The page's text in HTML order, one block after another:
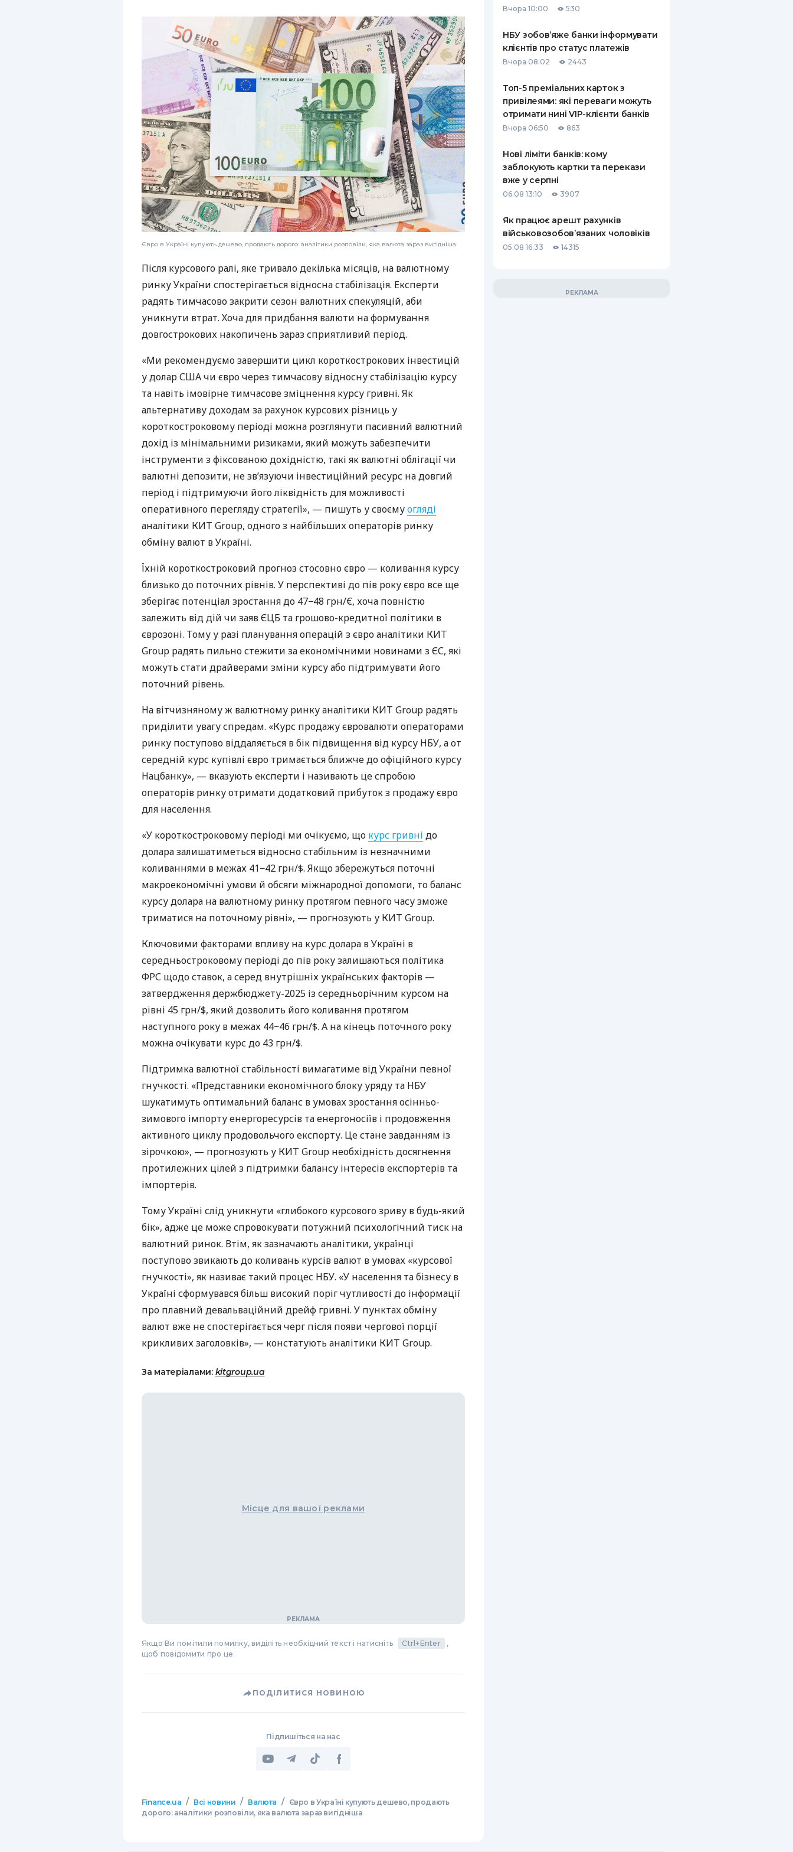
РЕЙТИНГ ДЕБЕТОВИХ
КАРТОК
ЩОМІСЯЧНИЙ ОГЛЯД
КЕШБЕКУ
ПУТІВНИКИ ПО
БАНКІВСЬКИХ КАРТКАХ
СТРАХУВАННЮ
ВСІ СТРАХОВІ ПОЛІСИ
ВІДГУКИ ПРО СТРАХОВІ
КОМПАНІЇ
КОНТАКТИ
Євро в Україні купують дешево, продають дорого: аналітики розповіли, яка валюта зараз вигідніша
Після курсового ралі, яке тривало декілька місяців, на валютному
ринку України спостерігається відносна стабілізація. Експерти
радять тимчасово закрити сезон валютних спекуляцій, аби
уникнути втрат. Хоча для придбання валюти на формування
довгострокових накопичень зараз сприятливий період.
«Ми рекомендуємо завершити цикл короткострокових інвестицій
у долар США чи євро через тимчасову відносну стабілізацію курсу
та навіть імовірне тимчасове зміцнення курсу гривні. Як
альтернативу доходам за рахунок курсових різниць у
короткостроковому періоді можна розглянути пасивний валютний
дохід із мінімальними ризиками, який можуть забезпечити
інструменти з фіксованою дохідністю, такі як валютні облігації чи
валютні депозити, не зв’язуючи інвестиційний ресурс на довгий
період і підтримуючи його ліквідність для можливості
оперативного перегляду стратегії», — пишуть у своємуогляді
аналітики КИТ Group, одного з найбільших операторів ринку
обміну валют в Україні.
Їхній короткостроковий прогноз стосовно євро — коливання курсу
близько до поточних рівнів. У перспективі до пів року євро все ще
зберігає потенціал зростання до 47−48 грн/€, хоча повністю
залежить від дій чи заяв ЄЦБ та грошово-кредитної політики в
єврозоні. Тому у разі планування операцій з євро аналітики КИТ
Group радять пильно стежити за економічними новинами з ЄС, які
можуть стати драйверами зміни курсу або підтримувати його
поточний рівень.
На вітчизняному ж валютному ринку аналітики КИТ Group радять
приділити увагу спредам. «Курс продажу євровалюти операторами
ринку поступово віддаляється в бік підвищення від курсу НБУ, а от
середній курс купівлі євро тримається ближче до офіційного курсу
Нацбанку», — вказують експерти і називають це спробою
операторів ринку отримати додатковий прибуток з продажу євро
для населення.
«У короткостроковому періоді ми очікуємо, що курс гривні до
долара залишатиметься відносно стабільним із незначними
коливаннями в межах 41−42 грн/$. Якщо збережуться поточні
макроекономічні умови й обсяги міжнародної допомоги, то баланс
курсу долара на валютному ринку протягом певного часу зможе
триматися на поточному рівні», — прогнозують у КИТ Group.
Ключовими факторами впливу на курс долара в Україні в
середньостроковому періоді до пів року залишаються політика
ФРС щодо ставок, а серед внутрішніх українських факторів —
затвердження держбюджету-2025 із середньорічним курсом на
рівні 45 грн/$, який дозволить його коливання протягом
наступного року в межах 44−46 грн/$. А на кінець поточного року
можна очікувати курс до 43 грн/$.
Підтримка валютної стабільності вимагатиме від України певної
гнучкості. «Представники економічного блоку уряду та НБУ
шукатимуть оптимальний баланс в умовах зростання осінньо-
зимового імпорту енергоресурсів та енергоносіїв і продовження
активного циклу продовольчого експорту. Це стане завданням із
зірочкою», — прогнозують у КИТ Group необхідність досягнення
протилежних цілей з підтримки балансу інтересів експортерів та
імпортерів.
Тому Україні слід уникнути «глибокого курсового зриву в будь-який
бік», адже це може спровокувати потужний психологічний тиск на
валютний ринок. Втім, як зазначають аналітики, українці
поступово звикають до коливань курсів валют в умовах «курсової
гнучкості», як називає такий процес НБУ. «У населення та бізнесу в
Україні сформувався більш високий поріг чутливості до інформації
про плавний девальваційний дрейф гривні. У пунктах обміну
валют вже не спостерігається черг після появи чергової порції
крикливих заголовків», — констатують аналітики КИТ Group.
За матеріалами: kitgroup.ua
Місце для вашої реклами
Якщо Ви помітили помилку, виділіть необхідний текст і натисніть Ctrl+Enter
,
щоб повідомити про це.
ПОДІЛИТИСЯ НОВИНОЮ
Підпишіться на нас
Finance.ua / Всі новини / Валюта /
Євро в Україні купують дешево, продають
дорого: аналітики розповіли, яка валюта зараз вигідніша
Вчора 10:00 530
НБУ зобов’яже банки інформувати
клієнтів про статус платежів
Вчора 08:02 2443
Топ-5 преміальних карток з
привілеями: які переваги можуть
отримати нині VIP-клієнти банків
Вчора 06:50 863
Нові ліміти банків: кому
заблокують картки та перекази
вже у серпні
06.08 13:10 3907
Як працює арешт рахунків
військовозобов’язаних чоловіків
05.08 16:33 14315